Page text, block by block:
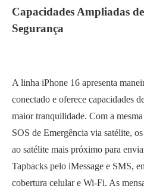
Capacidades Ampliadas
Segurança
A linha iPhone 16 apresenta
conectado e oferece capacidades
maior tranquilidade. Com a
SOS de Emergência via satélite,
ao satélite mais próximo para
Tapbacks pelo iMessage e SMS,
cobertura celular e Wi-Fi. As